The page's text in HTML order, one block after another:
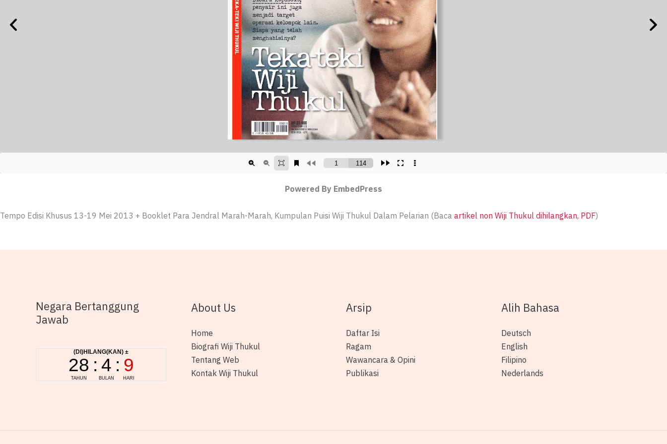
Powered By EmbedPress
Tempo Edisi Khusus 13-19 Mei 2013 + Booklet Para Jendral Marah-Marah, Kumpulan Puisi Wiji Thukul Dalam Pelarian (Baca artikel non Wiji Thukul dihilangkan, PDF)
Negara Bertanggung
Jawab
About Us
Home
Biografi Wiji Thukul
Tentang Web
Kontak Wiji Thukul
Arsip
Daftar Isi
Ragam
Wawancara & Opini
Publikasi
Alih Bahasa
Deutsch
English
Filipino
Nederlands